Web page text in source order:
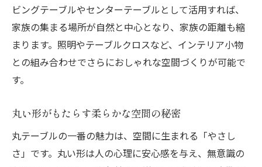
法
おしゃれな動線のつくり方
ビングテーブルやセンターテーブルとして活用すれば、
家族の集まる場所が自然と中心となり、家族の距離も縮
まります。照明やテーブルクロスなど、インテリア小物
との組み合わせでさらにおしゃれな空間づくりが可能で
す。
丸い形がもたらす柔らかな空間の秘密
丸テーブルの一番の魅力は、空間に生まれる「やさし
さ」です。丸い形は人の心理に安心感を与え、無意識の